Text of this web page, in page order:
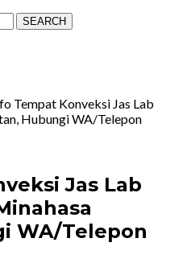
SEARCH
Tempat Konveksi Jas Lab
Hubungi WA/Telepon
Jas Lab
WA/Telepon